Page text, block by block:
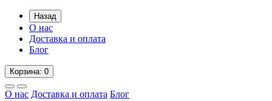
Назад
О нас
Доставка и оплата
Блог
Корзина: 0
О нас Доставка и оплата Блог